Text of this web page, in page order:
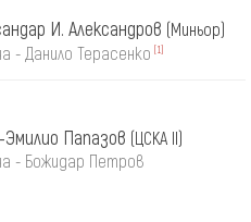
И. Александров (Миньор)
- Данило Терасенко [1]
Папазов (ЦСКА II)
- Божидар Петров